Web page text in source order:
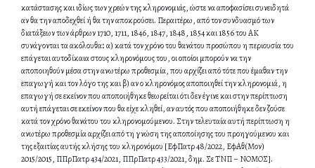
κατάστασης και ιδίως των χρεών της κληρονομιάς, ώστε να αποφασίσει συνειδητά
αν θα την αποδεχθεί ή θα την αποκρούσει. Περαιτέρω, από τον συνδυασμό των
διατάξεων των άρθρων 1710, 1711, 1846, 1847, 1848, 1854 και 1856 του ΑΚ
συνάγονται τα ακόλουθαꓽ α) κατά τον χρόνο του θανάτου προσώπου η περιουσία του
επάγεται αυτοδίκαια στους κληρονόμους του, οι οποίοι μπορούν να την
αποποιηθούν μέσα στην ανωτέρω προθεσμία, που αρχίζει από τότε που έμαθαν την
επαγωγή και τον λόγο της και β) αν ο κληρονόμος αποποιηθεί την κληρονομιά, η
επαγωγή σε εκείνον που αποποιήθηκε θεωρείται ότι δεν έγινε και στην περίπτωση
αυτή επάγεται σε εκείνον που θα είχε κληθεί, αν αυτός που αποποιήθηκε δεν ζούσε
κατά τον χρόνο θανάτου του κληρονομούμενου. Στην τελευταία αυτή περίπτωση η
ανωτέρω προθεσμία αρχίζει από τη γνώση της αποποίησης του προηγούμενου και
της εξαιτίας αυτής κλήσης του κληρονόμου [ΕφΠατρ 48/2022, ΕφΑθ(Μον)
2015/2015, ΠΠρΠατρ 434/2021, ΠΠρΠατρ 433/2021, δημ. Σε ΤΝΠ – ΝΟΜΟΣ].